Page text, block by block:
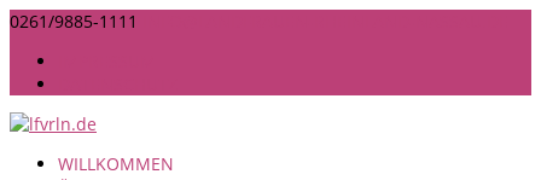
0261/9885-1111
WILLKOMMEN